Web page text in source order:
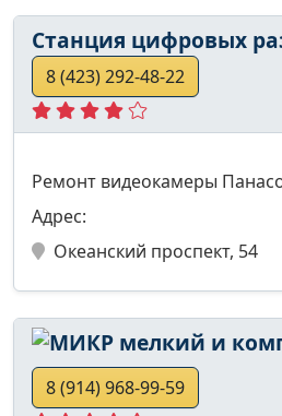
Станция цифровых
8 (423) 292-48-22
Ремонт видеокамеры
Адрес:
Океанский проспект, 54
8 (914) 968-99-59